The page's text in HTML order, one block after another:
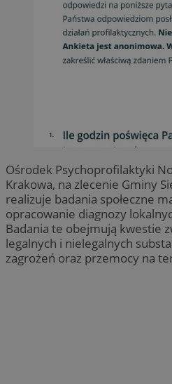
Ośrodek Psychoprofilaktyki
Krakowa, na zlecenie Gminy
realizuje badania społeczne
opracowanie diagnozy
Badania te obejmują kwestie
legalnych i nielegalnych
zagrożeń oraz przemocy na